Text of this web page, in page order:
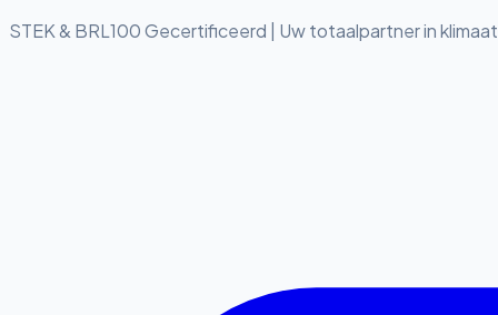
STEK & BRL100 Gecertificeerd Uw totaalpartner in